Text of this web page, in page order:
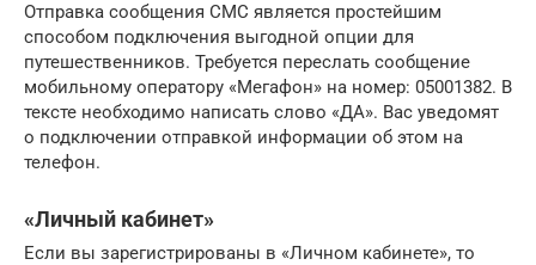
Отправка сообщения СМС является простейшим
способом подключения выгодной опции для
путешественников. Требуется переслать сообщение
мобильному оператору «Мегафон» на номер: 05001382. В
тексте необходимо написать слово «ДА». Вас уведомят
о подключении отправкой информации об этом на
телефон.
«Личный кабинет»
Если вы зарегистрированы в «Личном кабинете», то